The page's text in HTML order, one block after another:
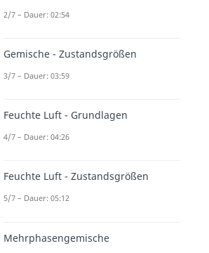
2/7 – Dauer: 02:54
Gemische - Zustandsgrößen
3/7 – Dauer: 03:59
Feuchte Luft - Grundlagen
4/7 – Dauer: 04:26
Feuchte Luft - Zustandsgrößen
5/7 – Dauer: 05:12
Mehrphasengemische